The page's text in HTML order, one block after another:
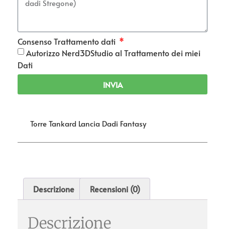
Consenso Trattamento dati
Autorizzo Nerd3DStudio al Trattamento dei miei
Dati
INVIA
Torre Tankard Lancia Dadi Fantasy
Descrizione Recensioni (0)
Descrizione